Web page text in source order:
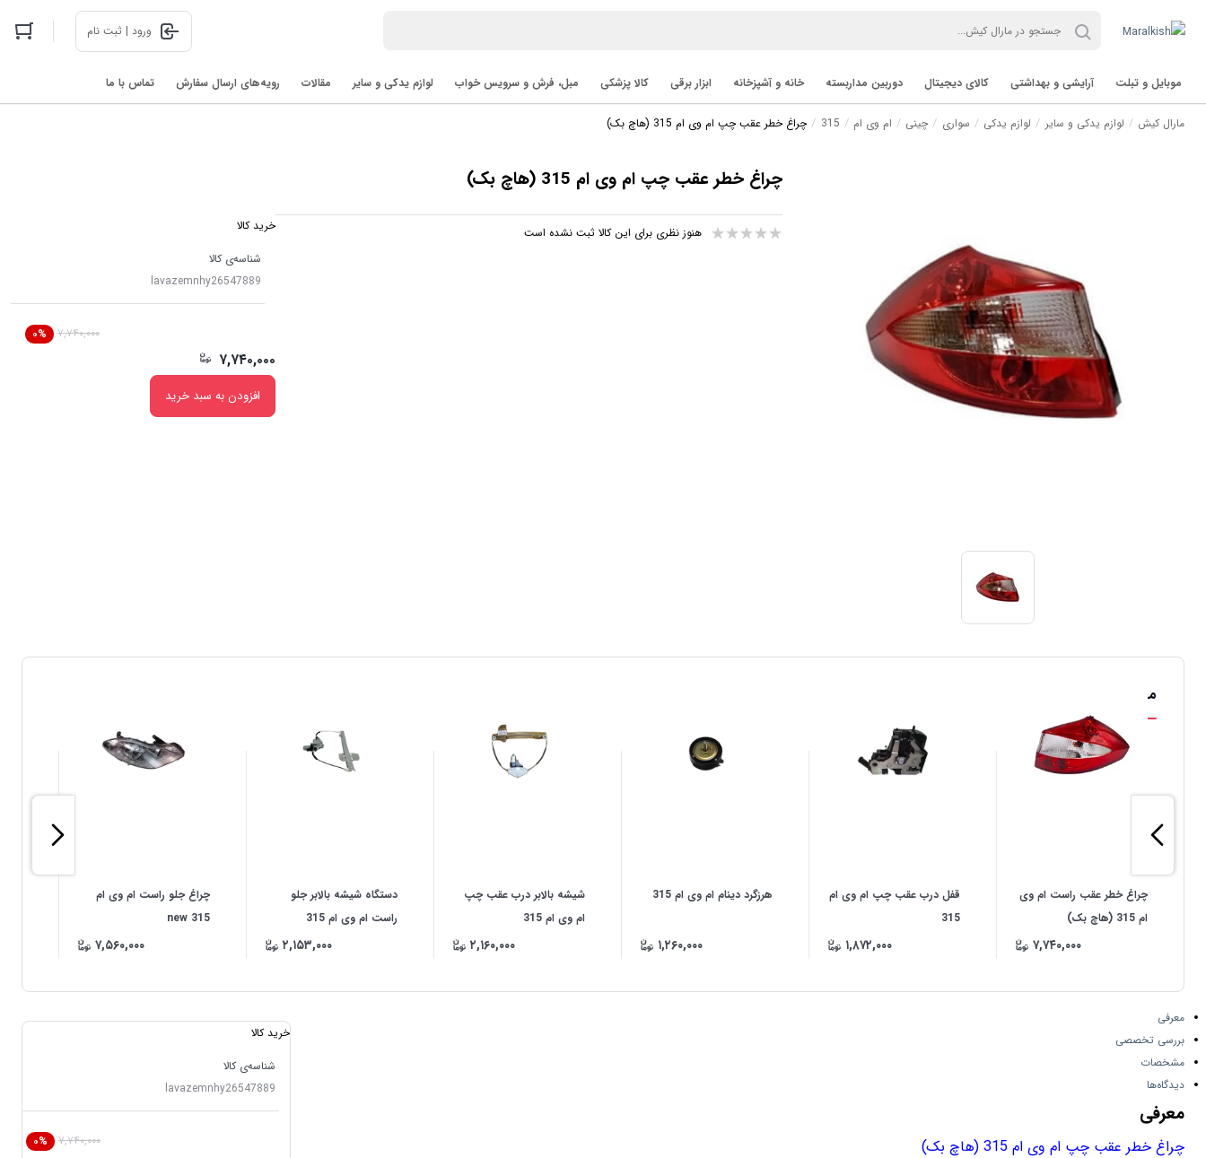
ورود | ثبت نام
موبایل و تبلت آرایشی و بهداشتی کالای دیجیتال دوربین مداربسته خانه و آشپزخانه ابزار برقی کالا پزشکی مبل، فرش و سرویس خواب لوازم یدکی و سایر مقالات رویه‌های ارسال سفارش تماس با ما
مارال کیش لوازم یدکی و سایر لوازم یدکی سواری چینی ام وی ام 315 چراغ خطر عقب چپ ام وی ام 315 (هاچ بک)
چراغ خطر عقب چپ ام وی ام 315 (هاچ بک)
هنوز نظری برای این کالا ثبت نشده است
خرید کالا
شناسه‌ی کالا
lavazemnhy26547889
۷,۷۴۰,۰۰۰ ۰%
۷,۷۴۰,۰۰۰
افزودن به سبد خرید
محصولات مشابه
چراغ خطر عقب راست ام وی
ام 315 (هاچ بک)
۷,۷۴۰,۰۰۰
قفل درب عقب چپ ام وی ام
315
۱,۸۷۲,۰۰۰
هرزگرد دینام ام وی ام 315
۱,۲۶۰,۰۰۰
شیشه بالابر درب عقب چپ
ام وی ام 315
۲,۱۶۰,۰۰۰
دستگاه شیشه بالابر جلو
راست ام وی ام 315
۲,۱۵۳,۰۰۰
چراغ جلو راست ام وی ام
315 new
۷,۵۶۰,۰۰۰
معرفی
بررسی تخصصی
مشخصات
دیدگاه‌ها
معرفی
چراغ خطر عقب چپ ام وی ام 315 (هاچ بک)
خرید کالا
شناسه‌ی کالا
lavazemnhy26547889
۷,۷۴۰,۰۰۰ ۰%